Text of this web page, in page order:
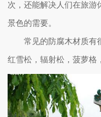
次，还能解决人们在旅游
景色的需要。
常见的防腐木材质有
红雪松，辐射松，菠萝格